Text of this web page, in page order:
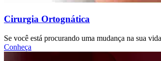
Cirurgia Ortognática
Se você está procurando uma mudança na sua
Conheça